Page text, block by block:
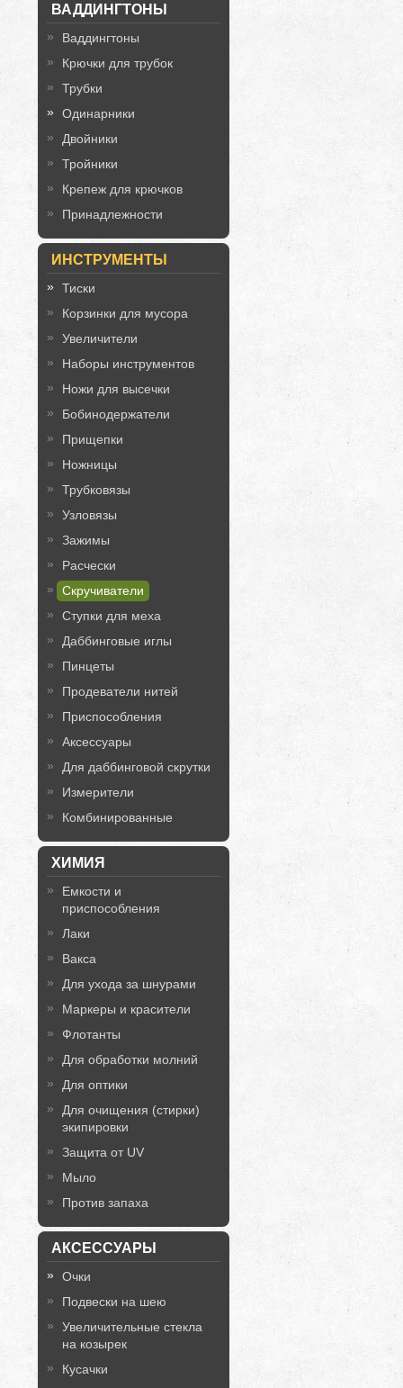
ВАДДИНГТОНЫ
Ваддингтоны
Крючки для трубок
Трубки
Одинарники
Двойники
Тройники
Крепеж для крючков
Принадлежности
ИНСТРУМЕНТЫ
Тиски
Корзинки для мусора
Увеличители
Наборы инструментов
Ножи для высечки
Бобинодержатели
Прищепки
Ножницы
Трубковязы
Узловязы
Зажимы
Расчески
Скручиватели
Ступки для меха
Даббинговые иглы
Пинцеты
Продеватели нитей
Приспособления
Аксессуары
Для даббинговой скрутки
Измерители
Комбинированные
ХИМИЯ
Емкости и
приспособления
Лаки
Вакса
Для ухода за шнурами
Маркеры и красители
Флотанты
Для обработки молний
Для оптики
Для очищения (стирки)
экипировки
Защита от UV
Мыло
Против запаха
АКСЕССУАРЫ
Очки
Подвески на шею
Увеличительные стекла
на козырек
Кусачки